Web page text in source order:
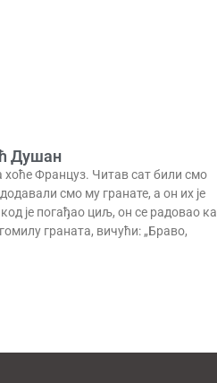
Душан
хоће Француз. Читав сат били смо
смо му гранате, а он их је
је погађао циљ, он се радовао
граната, вичући: „Браво,